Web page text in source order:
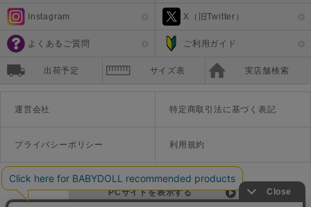
Instagram X（旧Twitter）
よくあるご質問 ご利用ガイド
出荷予定 サイズ表 実店舗検索
運営会社 特定商取引法に基づく表記
プライバシーポリシー 利用規約
PCサイトを表示する